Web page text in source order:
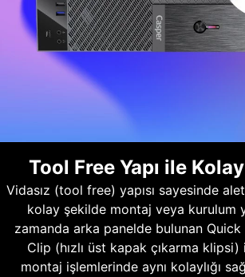
Tool Free Yapı ile
Vidasız (tool free) yapısı sayesinde
kolay şekilde montaj veya kurulum
zamanda arka panelde bulunan
Clip (hızlı üst kapak çıkarma klipsi)
montaj işlemlerinde aynı kolaylığı